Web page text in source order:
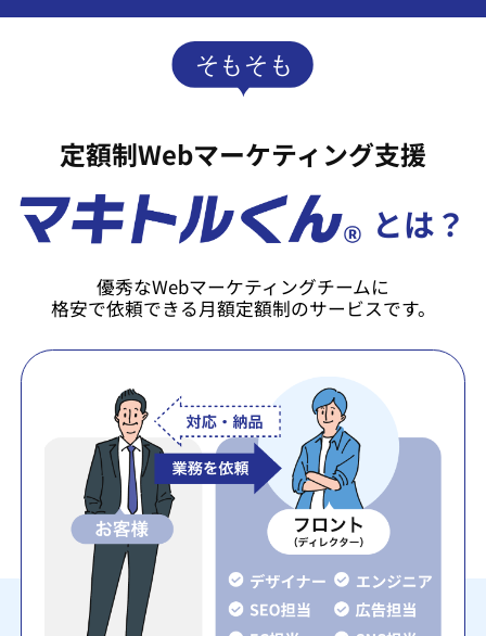
定額制Webマーケティング支援
とは？
優秀なWebマーケティングチームに
格安で依頼できる月額定額制のサービスです。